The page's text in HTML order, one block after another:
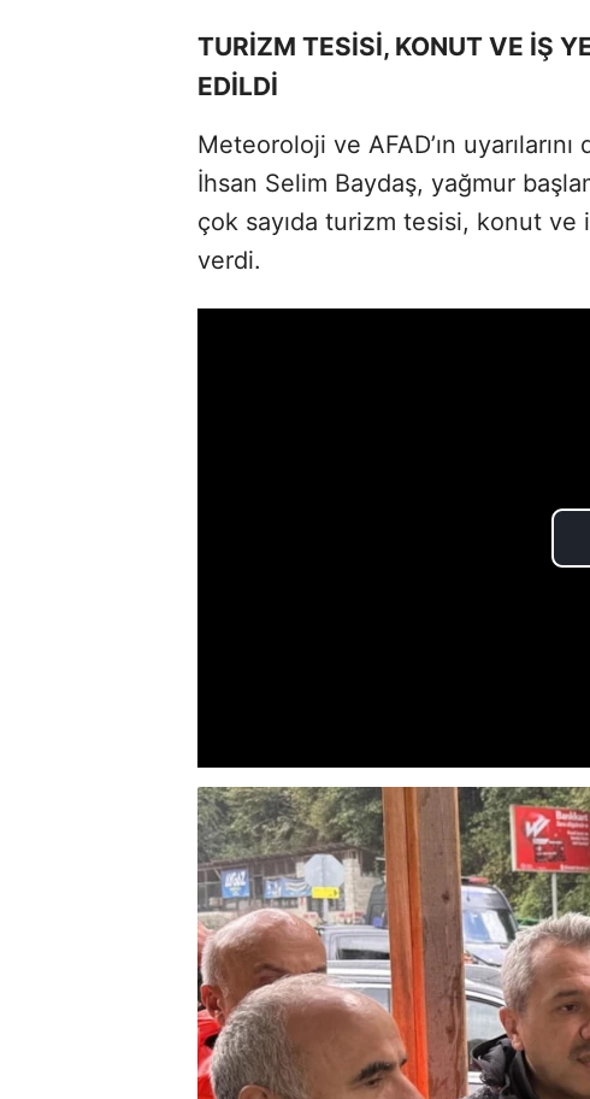
TURİZM TESİSİ, KONUT VE İŞ
EDİLDİ
Meteoroloji ve AFAD’ın
İhsan Selim Baydaş, yağmur
çok sayıda turizm tesisi, konut ve
verdi.